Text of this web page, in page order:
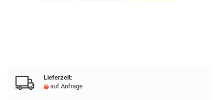
Lieferzeit:
auf Anfrage